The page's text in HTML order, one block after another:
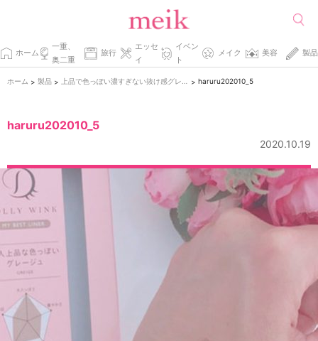
ホーム
一重、
奥二重
旅行
エッセ
イ
イベン
ト
メイク 美容 製品
ホーム > 製品 > > haruru202010_5
haruru202010_5
2020.10.19